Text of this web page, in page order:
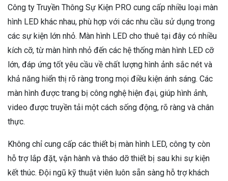
Công ty Truyền Thông Sự Kiện PRO cung cấp nhiều loại màn
hình LED khác nhau, phù hợp với các nhu cầu sử dụng trong
các sự kiện lớn nhỏ. Màn hình LED cho thuê tại đây có nhiều
kích cỡ, từ màn hình nhỏ đến các hệ thống màn hình LED cỡ
lớn, đáp ứng tốt yêu cầu về chất lượng hình ảnh sắc nét và
khả năng hiển thị rõ ràng trong mọi điều kiện ánh sáng. Các
màn hình được trang bị công nghệ hiện đại, giúp hình ảnh,
video được truyền tải một cách sống động, rõ ràng và chân
thực.
Không chỉ cung cấp các thiết bị màn hình LED, công ty còn
hỗ trợ lắp đặt, vận hành và tháo dỡ thiết bị sau khi sự kiện
kết thúc. Đội ngũ kỹ thuật viên luôn sẵn sàng hỗ trợ khách